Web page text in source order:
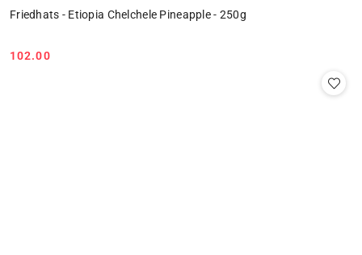
Friedhats - Etiopia Chelchele Pineapple - 250g
Cena:
102.00